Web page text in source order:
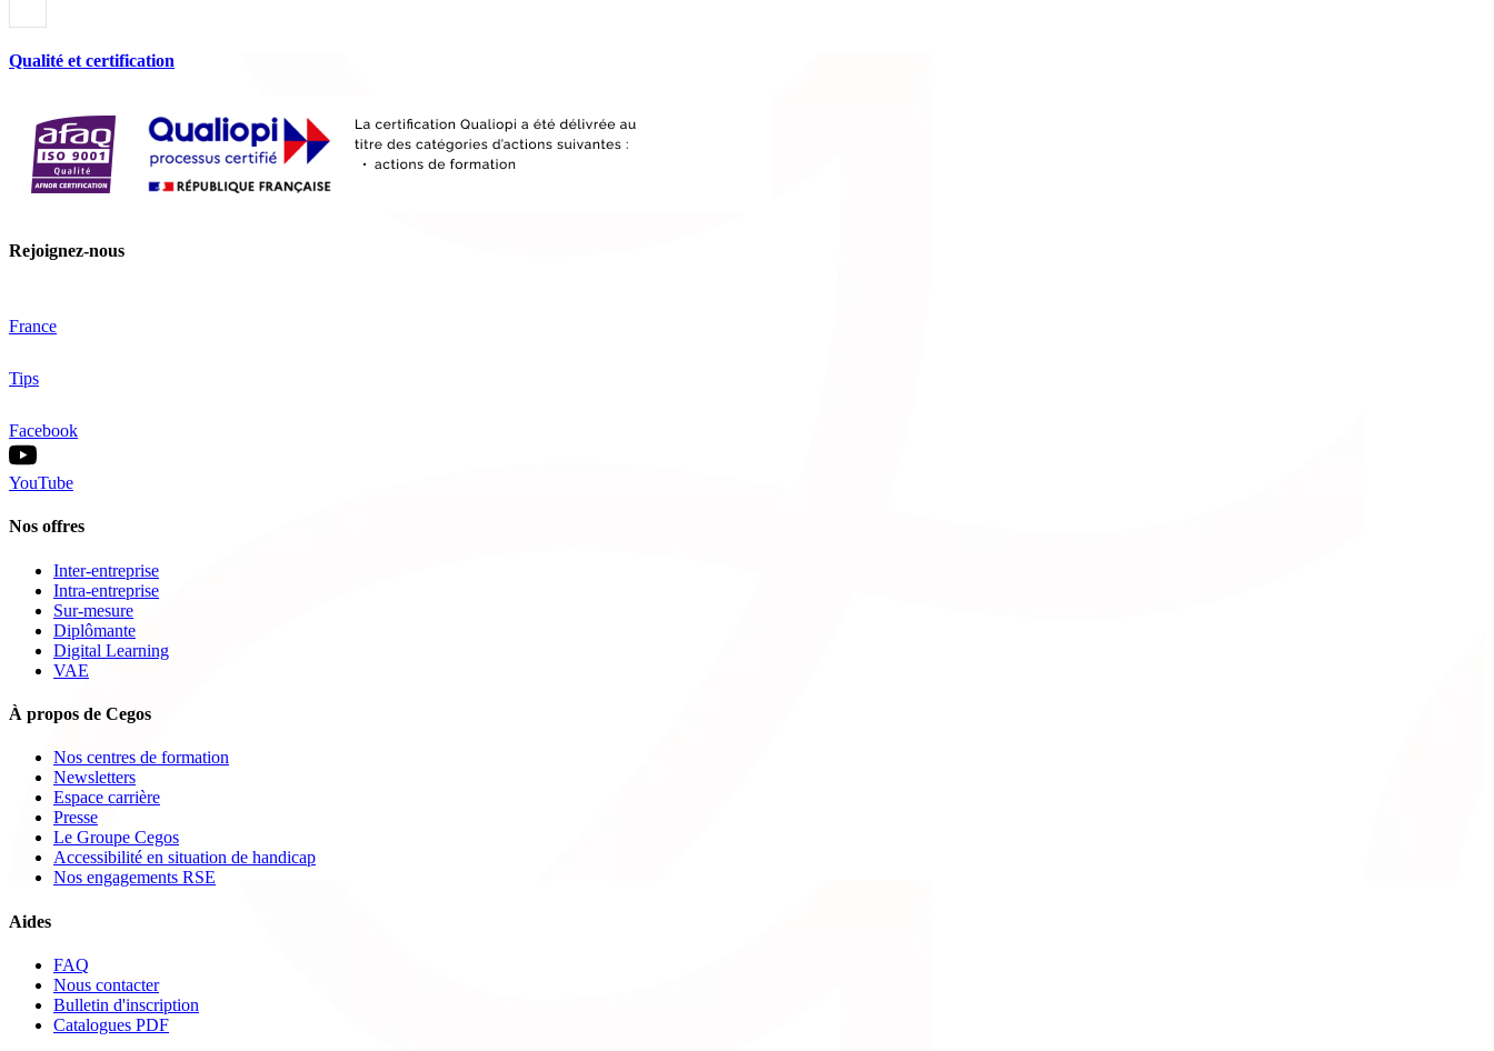
Qualité et certification
Rejoignez-nous
France
Tips
Facebook
YouTube
Nos offres
Inter-entreprise
Intra-entreprise
Sur-mesure
Diplômante
Digital Learning
VAE
À propos de Cegos
Nos centres de formation
Newsletters
Espace carrière
Presse
Le Groupe Cegos
Accessibilité en situation de handicap
Nos engagements RSE
Aides
FAQ
Nous contacter
Bulletin d'inscription
Catalogues PDF